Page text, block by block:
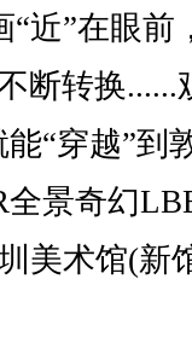
近”在眼前
断转换......
“穿越”到
全景奇幻
美术馆(新